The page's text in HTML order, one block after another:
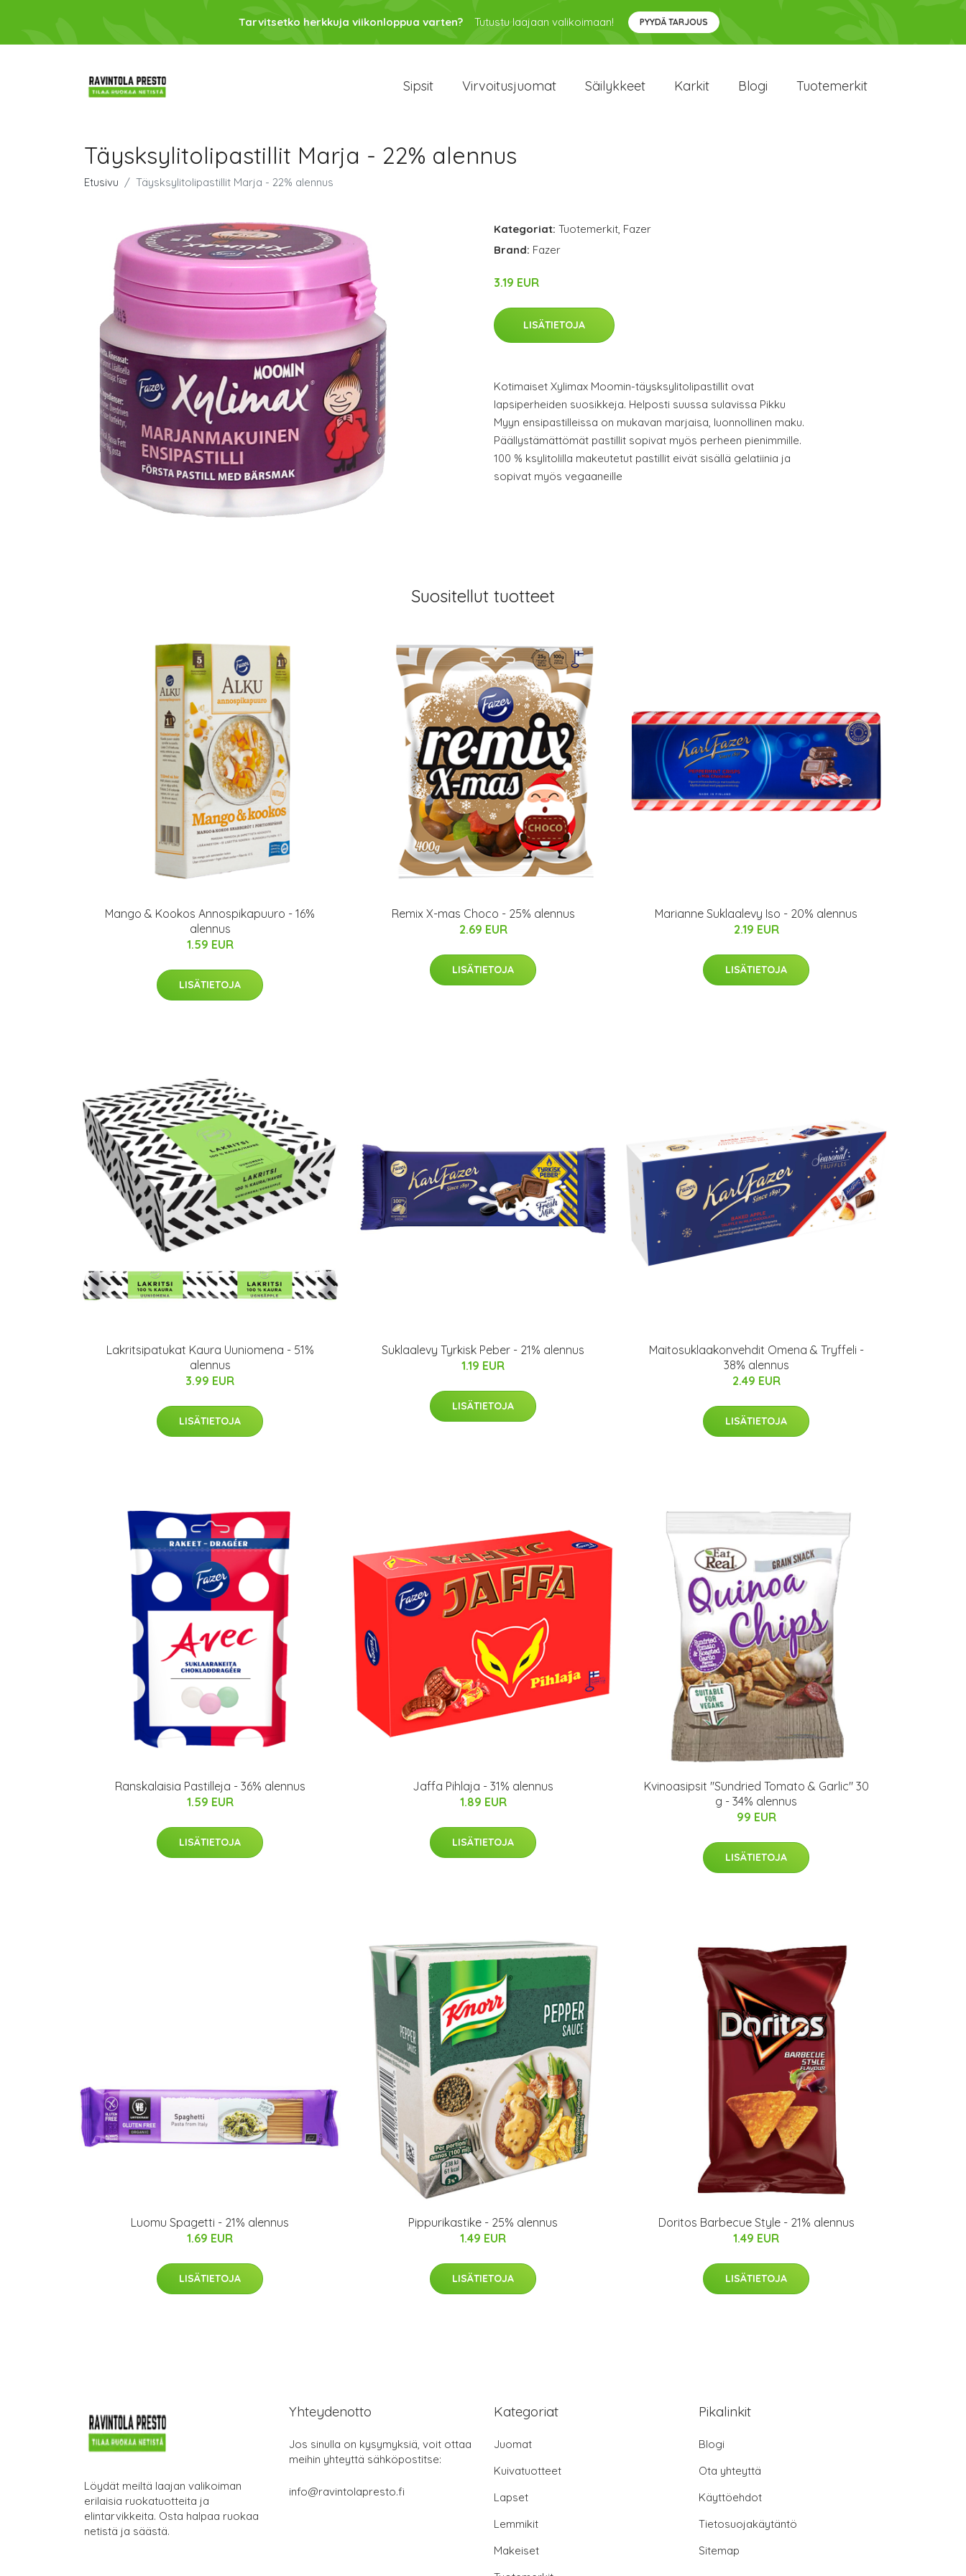
Tarvitsetko herkkuja viikonloppua varten? Tutustu laajaan valikoimaan! PYYDÄ TARJOUS
Sipsit Virvoitusjuomat Säilykkeet Karkit Blogi Tuotemerkit
Täysksylitolipastillit Marja - 22% alennus
Etusivu Täysksylitolipastillit Marja - 22% alennus
Kategoriat: Tuotemerkit, Fazer
Brand: Fazer
3.19 EUR
LISÄTIETOJA
Kotimaiset Xylimax Moomin-täysksylitolipastillit ovat
lapsiperheiden suosikkeja. Helposti suussa sulavissa Pikku
Myyn ensipastilleissa on mukavan marjaisa, luonnollinen maku.
Päällystämättömät pastillit sopivat myös perheen pienimmille.
100 % ksylitolilla makeutetut pastillit eivät sisällä gelatiinia ja
sopivat myös vegaaneille
Suositellut tuotteet
Mango & Kookos Annospikapuuro - 16%
alennus
1.59 EUR
LISÄTIETOJA
Remix X-mas Choco - 25% alennus
2.69 EUR
LISÄTIETOJA
Marianne Suklaalevy Iso - 20% alennus
2.19 EUR
LISÄTIETOJA
Lakritsipatukat Kaura Uuniomena - 51%
alennus
3.99 EUR
LISÄTIETOJA
Suklaalevy Tyrkisk Peber - 21% alennus
1.19 EUR
LISÄTIETOJA
Maitosuklaakonvehdit Omena & Tryffeli -
38% alennus
2.49 EUR
LISÄTIETOJA
Ranskalaisia Pastilleja - 36% alennus
1.59 EUR
LISÄTIETOJA
Jaffa Pihlaja - 31% alennus
1.89 EUR
LISÄTIETOJA
Kvinoasipsit "Sundried Tomato & Garlic" 30
g - 34% alennus
99 EUR
LISÄTIETOJA
Luomu Spagetti - 21% alennus
1.69 EUR
LISÄTIETOJA
Pippurikastike - 25% alennus
1.49 EUR
LISÄTIETOJA
Doritos Barbecue Style - 21% alennus
1.49 EUR
LISÄTIETOJA
Löydät meiltä laajan valikoiman
erilaisia ruokatuotteita ja
elintarvikkeita. Osta halpaa ruokaa
netistä ja säästä.
Yhteydenotto
Jos sinulla on kysymyksiä, voit ottaa
meihin yhteyttä sähköpostitse:
info@ravintolapresto.fi
Kategoriat
Juomat
Kuivatuotteet
Lapset
Lemmikit
Makeiset
Pikalinkit
Blogi
Ota yhteyttä
Käyttöehdot
Tietosuojakäytäntö
Sitemap